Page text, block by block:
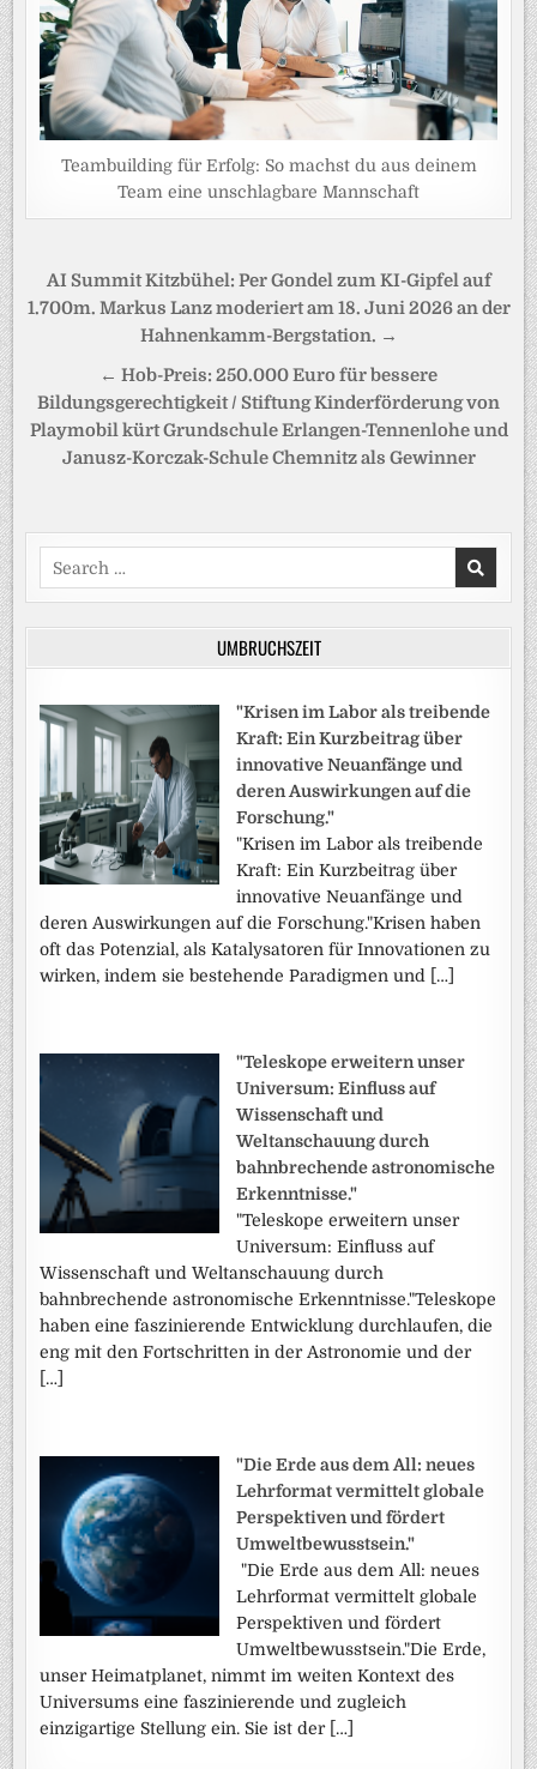
Teambuilding für Erfolg: So machst du aus deinem
Team eine unschlagbare Mannschaft
Beitragsnavigation
AI Summit Kitzbühel: Per Gondel zum KI-Gipfel auf
1.700m. Markus Lanz moderiert am 18. Juni 2026 an der
Hahnenkamm-Bergstation. →
← Hob-Preis: 250.000 Euro für bessere
Bildungsgerechtigkeit / Stiftung Kinderförderung von
Playmobil kürt Grundschule Erlangen-Tennenlohe und
Janusz-Korczak-Schule Chemnitz als Gewinner
Search
for:
UMBRUCHSZEIT
"Krisen im Labor als treibende
Kraft: Ein Kurzbeitrag über
innovative Neuanfänge und
deren Auswirkungen auf die
Forschung."
"Krisen im Labor als treibende
Kraft: Ein Kurzbeitrag über
innovative Neuanfänge und
deren Auswirkungen auf die Forschung."Krisen haben
oft das Potenzial, als Katalysatoren für Innovationen zu
wirken, indem sie bestehende Paradigmen und […]
"Teleskope erweitern unser
Universum: Einfluss auf
Wissenschaft und
Weltanschauung durch
bahnbrechende astronomische
Erkenntnisse."
"Teleskope erweitern unser
Universum: Einfluss auf
Wissenschaft und Weltanschauung durch
bahnbrechende astronomische Erkenntnisse."Teleskope
haben eine faszinierende Entwicklung durchlaufen, die
eng mit den Fortschritten in der Astronomie und der
[…]
"Die Erde aus dem All: neues
Lehrformat vermittelt globale
Perspektiven und fördert
Umweltbewusstsein."
"Die Erde aus dem All: neues
Lehrformat vermittelt globale
Perspektiven und fördert
Umweltbewusstsein."Die Erde,
unser Heimatplanet, nimmt im weiten Kontext des
Universums eine faszinierende und zugleich
einzigartige Stellung ein. Sie ist der […]